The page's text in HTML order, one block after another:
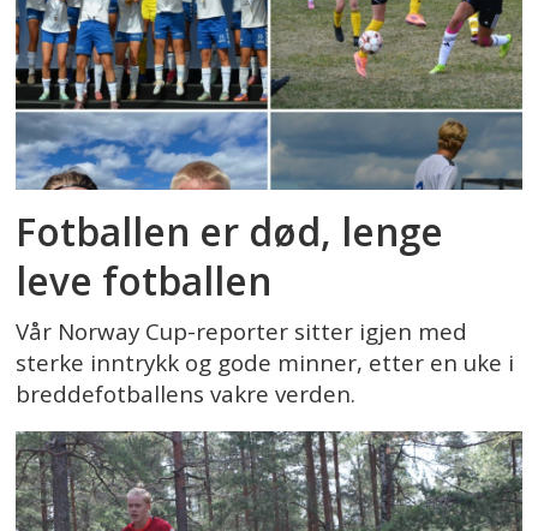
Fotballen er død, lenge
leve fotballen
Vår Norway Cup-reporter sitter igjen med
sterke inntrykk og gode minner, etter en uke i
breddefotballens vakre verden.